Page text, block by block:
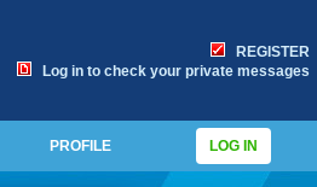
REGISTER
Log in to check your private messages
PROFILE LOG IN